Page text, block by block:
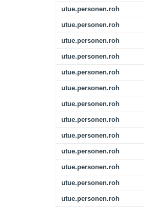
utue.personen.roh
utue.personen.roh
utue.personen.roh
utue.personen.roh
utue.personen.roh
utue.personen.roh
utue.personen.roh
utue.personen.roh
utue.personen.roh
utue.personen.roh
utue.personen.roh
utue.personen.roh
utue.personen.roh